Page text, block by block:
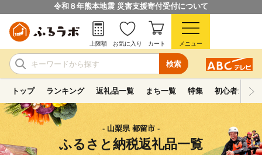
令和８年熊本地震 災害支援寄付受付について
検索
上限額 お気に入り カート メニュー
トップ ランキング 返礼品一覧 まち一覧 特集 初心者ガイド
- 山梨県 都留市 -
ふるさと納税返礼品一覧